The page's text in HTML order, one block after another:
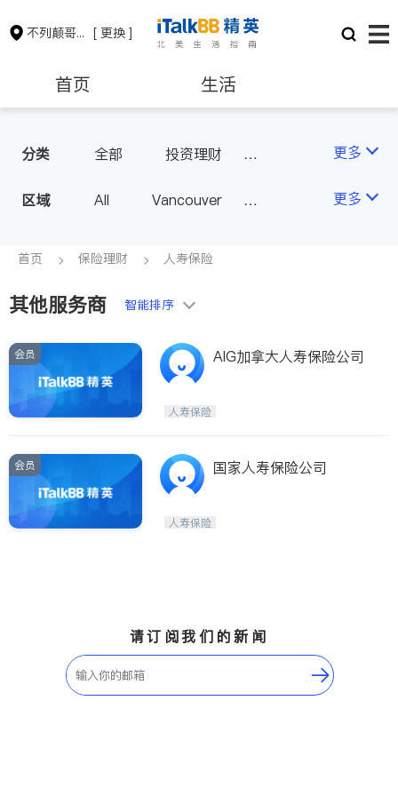
不列颠哥伦比亚省 [ 更换 ]
首页 生活
保险理财 房地产租售
会计师 建筑装修
分类 全部
投资理财
更多
区域 All
Vancouver
Surrey
Coquitlam
Port Coquitlam
New Westminster
Langley
Port Moody
BC - Other Cities
更多
首页 保险理财 人寿保险
其他服务商 智能排序
会员 AIG加拿大人寿保险公司
人寿保险
会员 国家人寿保险公司
人寿保险
请订阅我们的新闻